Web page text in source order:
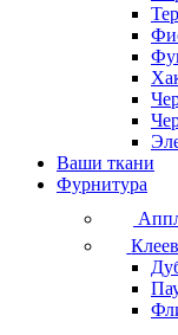
Ваши ткани
Фурнитура